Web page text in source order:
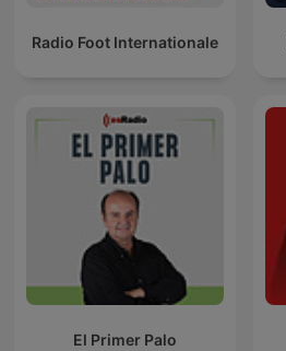
Radio Foot Internationale
El Primer Palo